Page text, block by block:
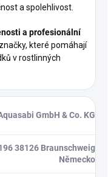
a spolehlivost.
a profesionální
které pomáhají
v rostlinných
GmbH & Co. KG
38126 Braunschweig
Německo